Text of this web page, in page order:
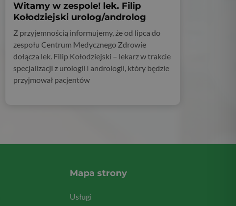
Witamy w zespole! lek. Filip
Kołodziejski urolog/androlog
Z przyjemnością informujemy, że od lipca do
zespołu Centrum Medycznego Zdrowie
dołącza lek. Filip Kołodziejski – lekarz w trakcie
specjalizacji z urologii i andrologii, który będzie
przyjmował pacjentów
Mapa strony
Usługi